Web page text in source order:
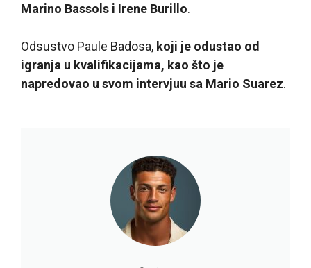
Marino Bassols i Irene Burillo.
Odsustvo Paule Badosa, koji je odustao od
igranja u kvalifikacijama, kao što je
napredovao u svom intervjuu sa Mario Suarez.